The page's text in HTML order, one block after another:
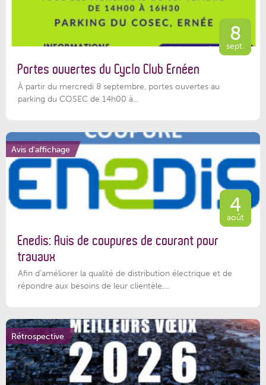
8
sept.
Portes ouvertes du Cyclo Club Ernéen
À partir du mercredi 8 septembre, portes ouvertes au
parking du COSEC de 14h00 à...
Avis d'affichage
4
août
Enedis: Avis de coupures de courant pour
travaux
Afin d’améliorer la qualité de distribution électrique et de
répondre aux besoins de leur clientèle,...
Rétrospective